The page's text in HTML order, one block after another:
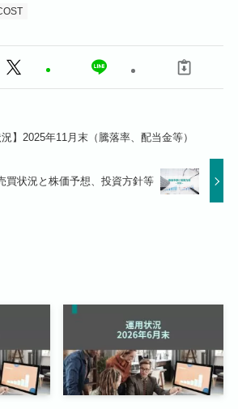
況】2025年11月末（騰落率、配当金等）
買状況と株価予想、投資方針等